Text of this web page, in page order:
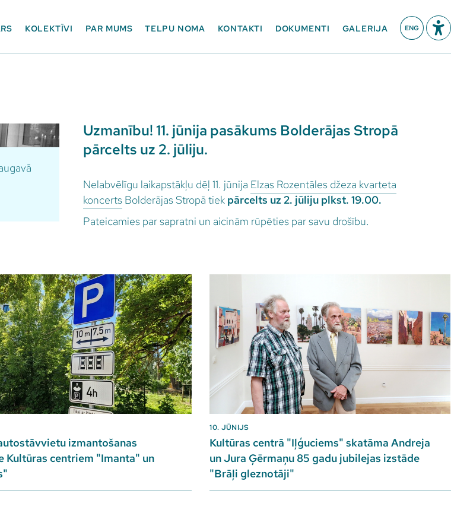
KOLEKTĪVI PAR MUMS TELPU NOMA KONTAKTI DOKUMENTI GALERIJA ENG
Uzmanību! 11. jūnija pasākums Bolderājas Stropā
pārcelts uz 2. jūliju.
Nelabvēlīgu laikapstākļu dēļ 11. jūnija Elzas Rozentāles džeza kvarteta
koncerts Bolderājas Stropā tiek pārcelts uz 2. jūliju plkst. 19.00.
Pateicamies par sapratni un aicinām rūpēties par savu drošību.
izmantošanas
Kultūras centriem "Imanta" un
10. JŪNIJS
Kultūras centrā "Iļģuciems" skatāma Andreja
un Jura Ģērmaņu 85 gadu jubilejas izstāde
"Brāļi gleznotāji"